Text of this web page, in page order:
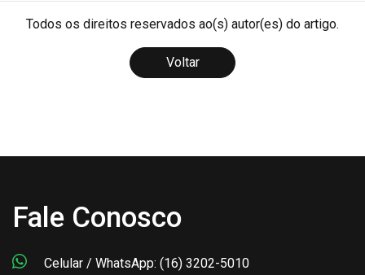
Todos os direitos reservados ao(s) autor(es) do artigo.
Voltar
Fale Conosco
Celular / WhatsApp: (16) 3202-5010